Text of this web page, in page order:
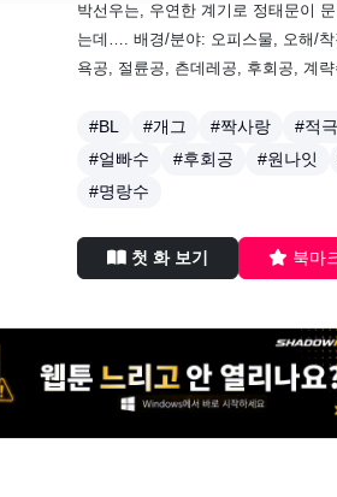
박선우는, 우연한 계기로 정태문이
는데…. 배경/분야: 오피스물, 오해/
욕공, 절륜공, 츤데레공, 후회공, 계
#BL #개그 #짝사랑 #적
#얼빠수
#후회공 #원나잇
#명랑수
첫 화 보기 북마